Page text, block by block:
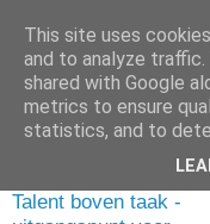
maandag 21
Talent boven taak -
This site uses
and to analyze traffic.
shared with Google
metrics to ensure
statistics, and to